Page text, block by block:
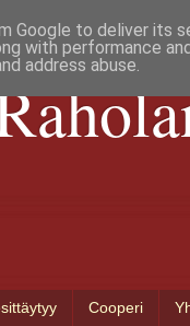
Cooperi
Google to deliver its
with performance
address abuse.